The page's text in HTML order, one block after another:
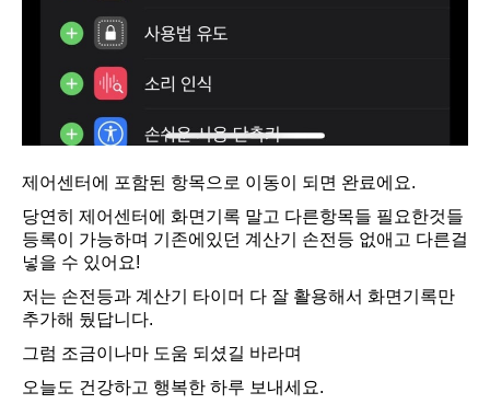
제어센터에 포함된 항목으로 이동이 되면 완료에요.
당연히 제어센터에 화면기록 말고 다른항목들 필요한것들
등록이 가능하며 기존에있던 계산기 손전등 없애고 다른걸
넣을 수 있어요!
저는 손전등과 계산기 타이머 다 잘 활용해서 화면기록만
추가해 뒀답니다.
그럼 조금이나마 도움 되셨길 바라며
오늘도 건강하고 행복한 하루 보내세요.